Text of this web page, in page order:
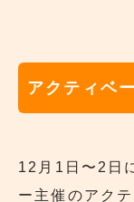
アクティベ
12月1日〜2日
ー主催のアク